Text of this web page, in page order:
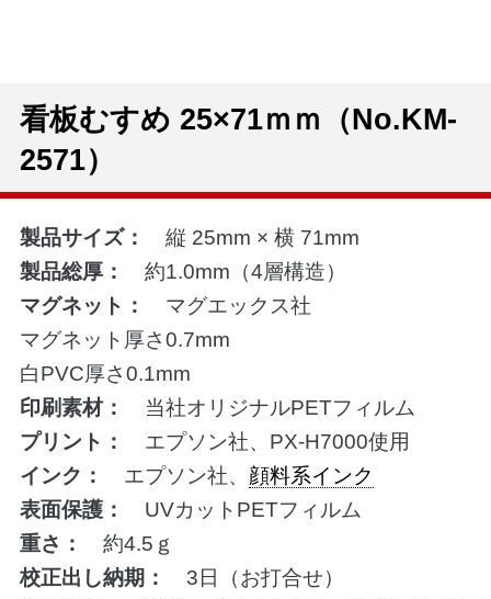
看板むすめ 25×71ｍｍ（No.KM-
2571）
製品サイズ： 縦 25mm × 横 71mm
製品総厚：
約1.0mm（4層構造）
マグネット：
マグエックス社
マグネット厚さ0.7mm
白PVC厚さ0.1mm
印刷素材：
当社オリジナルPETフィルム
プリント：
エプソン社、PX-H7000使用
インク：
エプソン社、 顔料系インク
表面保護：
UVカットPETフィルム
重さ：
約4.5ｇ
校正出し納期：
3日（お打合せ）